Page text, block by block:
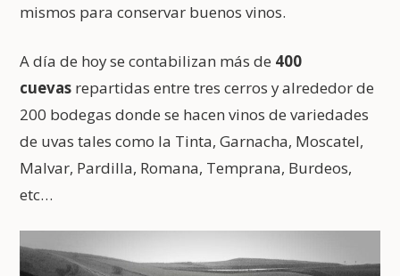
mismos para conservar buenos vinos.
A día de hoy se contabilizan más de 400
cuevas repartidas entre tres cerros y alrededor de
200 bodegas donde se hacen vinos de variedades
de uvas tales como la Tinta, Garnacha, Moscatel,
Malvar, Pardilla, Romana, Temprana, Burdeos,
etc…